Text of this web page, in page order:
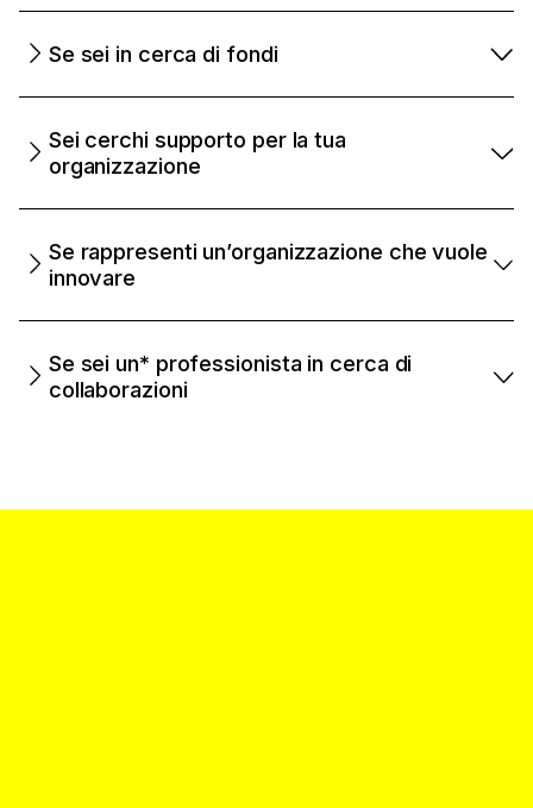
Se sei in cerca di fondi
Sei cerchi supporto per la tua
organizzazione
Se rappresenti un’organizzazione che vuole
innovare
Se sei un* professionista in cerca di
collaborazioni